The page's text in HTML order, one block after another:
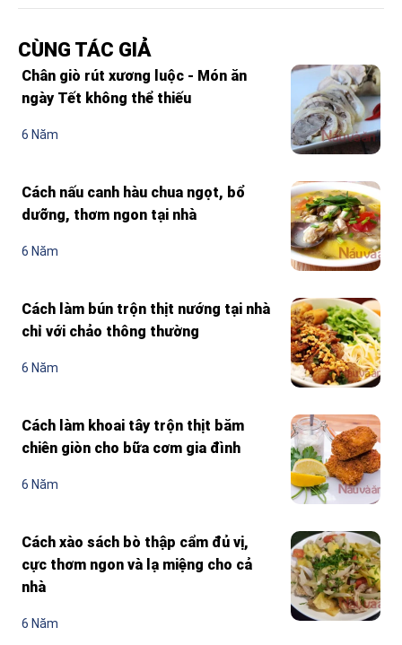
CÙNG TÁC GIẢ
Chân giò rút xương luộc - Món ăn
ngày Tết không thể thiếu
6 Năm
Cách nấu canh hàu chua ngọt, bổ
dưỡng, thơm ngon tại nhà
6 Năm
Cách làm bún trộn thịt nướng tại nhà
chỉ với chảo thông thường
6 Năm
Cách làm khoai tây trộn thịt băm
chiên giòn cho bữa cơm gia đình
6 Năm
Cách xào sách bò thập cẩm đủ vị,
cực thơm ngon và lạ miệng cho cả
nhà
6 Năm